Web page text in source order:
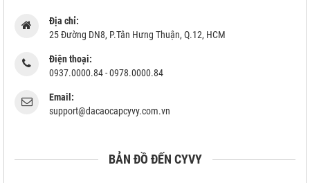
Địa chỉ:
25 Đường DN8, P.Tân Hưng Thuận, Q.12, HCM
Điện thoại:
0937.0000.84 - 0978.0000.84
Email:
support@dacaocapcyvy.com.vn
BẢN ĐỒ ĐẾN CYVY